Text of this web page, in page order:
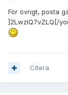
För övrigt, posta
]2LwzlQ7vZLQ[/
Citera